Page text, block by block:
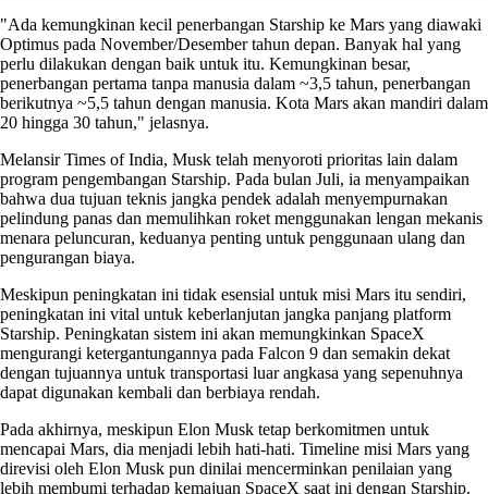
"Ada kemungkinan kecil penerbangan Starship ke Mars yang diawaki
Optimus pada November/Desember tahun depan. Banyak hal yang
perlu dilakukan dengan baik untuk itu. Kemungkinan besar,
penerbangan pertama tanpa manusia dalam ~3,5 tahun, penerbangan
berikutnya ~5,5 tahun dengan manusia. Kota Mars akan mandiri dalam
20 hingga 30 tahun," jelasnya.
Melansir Times of India, Musk telah menyoroti prioritas lain dalam
program pengembangan Starship. Pada bulan Juli, ia menyampaikan
bahwa dua tujuan teknis jangka pendek adalah menyempurnakan
pelindung panas dan memulihkan roket menggunakan lengan mekanis
menara peluncuran, keduanya penting untuk penggunaan ulang dan
pengurangan biaya.
Meskipun peningkatan ini tidak esensial untuk misi Mars itu sendiri,
peningkatan ini vital untuk keberlanjutan jangka panjang platform
Starship. Peningkatan sistem ini akan memungkinkan SpaceX
mengurangi ketergantungannya pada Falcon 9 dan semakin dekat
dengan tujuannya untuk transportasi luar angkasa yang sepenuhnya
dapat digunakan kembali dan berbiaya rendah.
Pada akhirnya, meskipun Elon Musk tetap berkomitmen untuk
mencapai Mars, dia menjadi lebih hati-hati. Timeline misi Mars yang
direvisi oleh Elon Musk pun dinilai mencerminkan penilaian yang
lebih membumi terhadap kemajuan SpaceX saat ini dengan Starship.